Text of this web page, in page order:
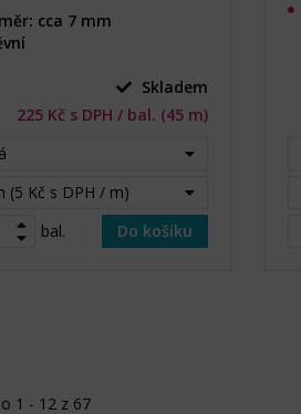
cca 7 mm
Skladem
225 Kč s DPH / bal. (45 m)
(5 Kč s DPH / m)
bal.
Do košíku
1 - 12 z 67